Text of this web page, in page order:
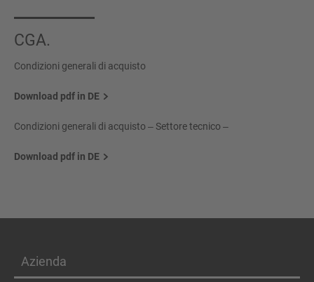
CGA.
Condizioni generali di acquisto
Download pdf in DE
Condizioni generali di acquisto ‒ Settore tecnico ‒
Download pdf in DE
Azienda